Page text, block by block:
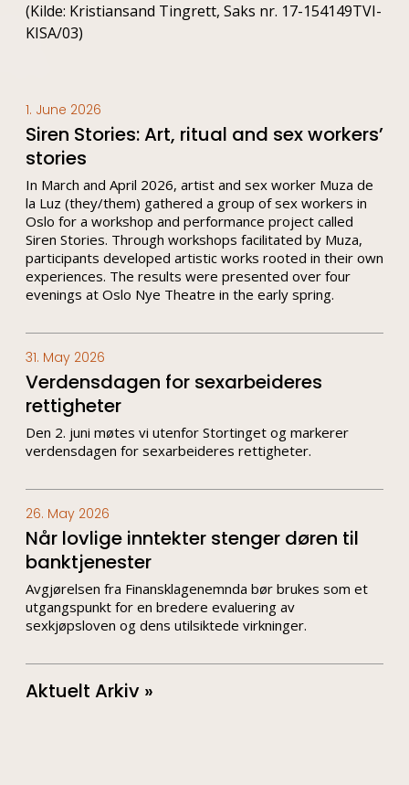
(Kilde: Kristiansand Tingrett, Saks nr. 17-154149TVI-
KISA/03)
1. June 2026
Siren Stories: Art, ritual and sex workers’
stories
In March and April 2026, artist and sex worker Muza de
la Luz (they/them) gathered a group of sex workers in
Oslo for a workshop and performance project called
Siren Stories. Through workshops facilitated by Muza,
participants developed artistic works rooted in their own
experiences. The results were presented over four
evenings at Oslo Nye Theatre in the early spring.
31. May 2026
Verdensdagen for sexarbeideres
rettigheter
Den 2. juni møtes vi utenfor Stortinget og markerer
verdensdagen for sexarbeideres rettigheter.
26. May 2026
Når lovlige inntekter stenger døren til
banktjenester
Avgjørelsen fra Finansklagenemnda bør brukes som et
utgangspunkt for en bredere evaluering av
sexkjøpsloven og dens utilsiktede virkninger.
Aktuelt Arkiv »